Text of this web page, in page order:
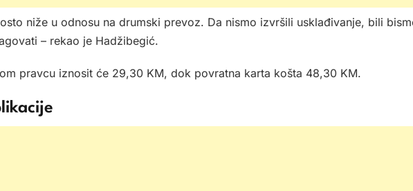
niže u odnosu na drumski prevoz. Da nismo izvršili usklađivanje, bili
– rekao je Hadžibegić.
pravcu iznosit će 29,30 KM, dok povratna karta košta 48,30 KM.